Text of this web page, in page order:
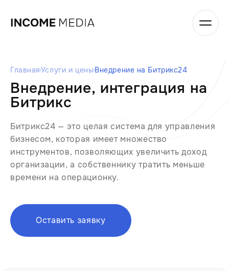
ГлавнаяУслуги и ценыВнедрение на Битрикс24
Внедрение, интеграция на
Битрикс
Битрикс24 — это целая система для управления
бизнесом, которая имеет множество
инструментов, позволяющих увеличить доход
организации, а собственнику тратить меньше
времени на операционку.
Оставить заявку